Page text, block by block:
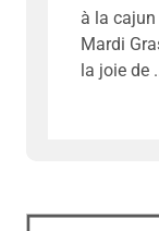
à la
Mardi
la joie de